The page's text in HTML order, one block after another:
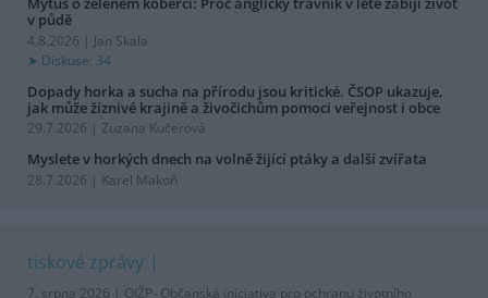
v půdě
4.8.2026 | Jan Skala
Diskuse: 34
Dopady horka a sucha na přírodu jsou kritické. ČSOP ukazuje,
jak může žíznivé krajině a živočichům pomoci veřejnost i obce
29.7.2026 | Zuzana Kučerová
Myslete v horkých dnech na volně žijící ptáky a další zvířata
28.7.2026 | Karel Makoň
tiskové zprávy
7. srpna 2026 | OIŽP- Občanská iniciativa pro ochranu životního